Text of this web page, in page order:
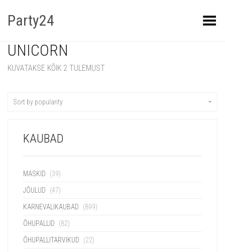
Party24 Kuva menüü
UNICORN
KUVATAKSE KÕIK 2 TULEMUST
Sort by popularity
KAUBAD
MASKID (39)
JÕULUD (47)
KARNEVALIKAUBAD (899)
ÕHUPALLID (82)
ÕHUPALLITARVIKUD (22)